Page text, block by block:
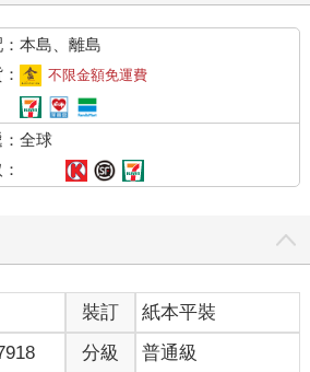
片百年來的農耕地。大分變成了學術與
調協作，偶爾偷偷回家祭祀。」
Sai和族人們都會整理舊址，但他們心
敬畏與珍惜。「希望山友不要隨意進入
些場域是比較有禁忌的。」這句話如同
歷史的痕跡不應被忽視，土地的靈魂需
法律改變的土地上，原住民的故事依然
的記憶與文化，等待著被重新發現。
過往，帶著對逝去時光的懷念與哀傷。
著族人托西佑事爭的痕跡與苦痛。在這
的家屋靜靜守護著大分，承載著無數的
塊石頭，都藏著族人曾經的喜怒哀樂，
遺忘的故事。在這裡，過去的影子與現
獨特的口述，讓人感受到歷史的深度與
本島、離島
不限金額免運費
全球
裝訂
紙本平裝
分級 普通級